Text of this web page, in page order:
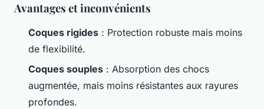
Avantages et inconvénients
Coques rigides : Protection robuste mais moins
de flexibilité.
Coques souples : Absorption des chocs
augmentée, mais moins résistantes aux rayures
profondes.